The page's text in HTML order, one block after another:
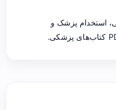
استخدام پزشک و